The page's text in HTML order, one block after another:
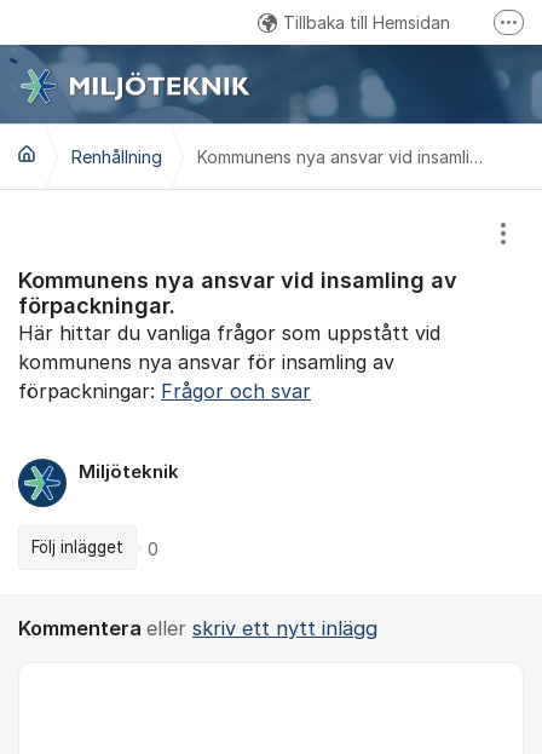
Tillbaka till Hemsidan
Kundtjänst: 0457 - 61 88 15
Email: kundservice@miljoteknik.ronneby.se
Gå till Facebook
Renhållning Kommunens nya ansvar vid insamling av förpackningar.
Kommunens nya ansvar vid insamling av
förpackningar.
Här hittar du vanliga frågor som uppstått vid
kommunens nya ansvar för insamling av
förpackningar: Frågor och svar
Miljöteknik
Följ inlägget 0
Kommentera eller skriv ett nytt inlägg